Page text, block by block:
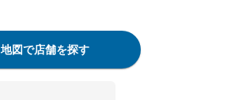
地図で店舗を探す